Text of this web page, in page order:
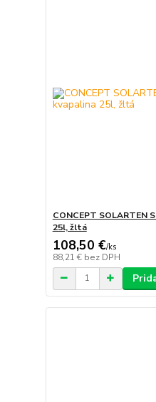
CONCEPT SOLARTEN
25l, žltá
108,50 €/ks
88,21 € bez DPH